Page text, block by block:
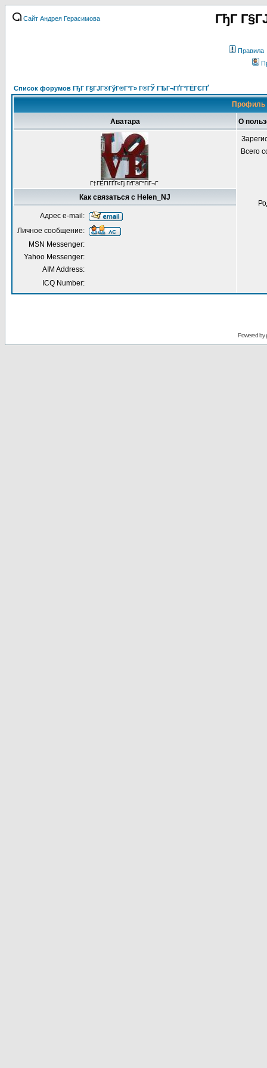
Сайт Андрея Герасимова ГђГ
Правила
Список форумов ГђГ Г§ГЈГ®ГўГ®Г°Г» Г®ГЎ ГЂГ¬ГҐГ°ГЁГЄГҐ
Профиль
Аватара О
Г†ГЁГІГҐГ«Гј ГґГ®Г°ГіГ¬Г
Всего
Как связаться с Helen_NJ
Адрес e-mail:
Личное сообщение:
MSN Messenger:
Yahoo Messenger:
AIM Address:
ICQ Number:
Powered by